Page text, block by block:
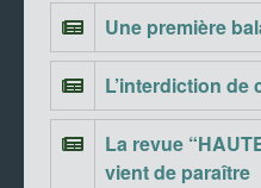
Une première
L’interdiction de
La revue
vient de paraître